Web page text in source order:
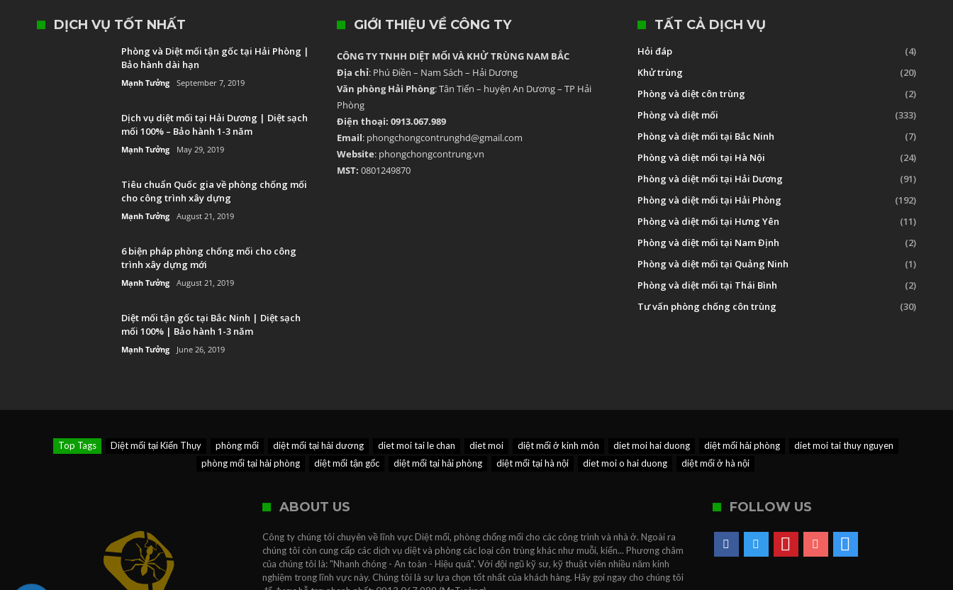
DỊCH VỤ TỐT NHẤT
Phòng và Diệt mối tận gốc tại Hải Phòng |
Bảo hành dài hạn
Mạnh Tưởng September 7, 2019
Dịch vụ diệt mối tại Hải Dương | Diệt sạch
mối 100% – Bảo hành 1-3 năm
Mạnh Tưởng May 29, 2019
Tiêu chuẩn Quốc gia về phòng chống mối
cho công trình xây dựng
Mạnh Tưởng August 21, 2019
6 biện pháp phòng chống mối cho công
trình xây dựng mới
Mạnh Tưởng August 21, 2019
Diệt mối tận gốc tại Bắc Ninh | Diệt sạch
mối 100% | Bảo hành 1-3 năm
Mạnh Tưởng June 26, 2019
GIỚI THIỆU VỀ CÔNG TY
CÔNG TY TNHH DIỆT MỐI VÀ KHỬ TRÙNG NAM BẮC
Địa chỉ: Phú Điền – Nam Sách – Hải Dương
Văn phòng Hải Phòng: Tân Tiến – huyện An Dương – TP Hải
Phòng
Điện thoại: 0913.067.989
Email: phongchongcontrunghd@gmail.com
Website: phongchongcontrung.vn
MST: 0801249870
TẤT CẢ DỊCH VỤ
Hỏi đáp
(4)
Khử trùng
(20)
Phòng và diệt côn trùng
(2)
Phòng và diệt mối
(333)
Phòng và diệt mối tại Bắc Ninh
(7)
Phòng và diệt mối tại Hà Nội
(24)
Phòng và diệt mối tại Hải Dương
(91)
Phòng và diệt mối tại Hải Phòng
(192)
Phòng và diệt mối tại Hưng Yên
(11)
Phòng và diệt mối tại Nam Định
(2)
Phòng và diệt mối tại Quảng Ninh
(1)
Phòng và diệt mối tại Thái Bình
(2)
Tư vấn phòng chống côn trùng
(30)
Top Tags Diệt mối tại Kiến Thụy phòng mối diệt mối tại hải dương diet moi tai le chan diet moi diệt mối ở kinh môn diet moi hai duong diệt mối hải phòng
diet moi tai thuy nguyen
phòng mối tại hải phòng
diệt mối tận gốc diệt mối tại hải phòng diệt mối tại hà nội diet moi o hai duong diệt mối ở hà nội
ABOUT US
Công ty chúng tôi chuyên về lĩnh vực Diệt mối, phòng chống mối cho các công trình và nhà ở. Ngoài ra
chúng tôi còn cung cấp các dịch vụ diệt và phòng các loại côn trùng khác như muỗi, kiến... Phương châm
của chúng tôi là: "Nhanh chóng - An toàn - Hiệu quả". Với đội ngũ kỹ sư, kỹ thuật viên nhiều năm kinh
nghiệm trong lĩnh vực này. Chúng tôi là sự lựa chọn tốt nhất của khách hàng. Hãy gọi ngay cho chúng tôi
FOLLOW US